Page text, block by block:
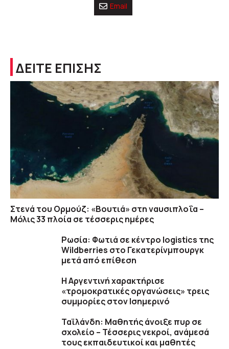
Email
ΔΕΙΤΕ ΕΠΙΣΗΣ
Στενά του Ορμούζ: «Βουτιά» στη ναυσιπλοΐα –
Μόλις 33 πλοία σε τέσσερις ημέρες
Ρωσία: Φωτιά σε κέντρο logistics της
Wildberries στο Γεκατερίνμπουργκ
μετά από επίθεση
Η Αργεντινή χαρακτήρισε
«τρομοκρατικές οργανώσεις» τρεις
συμμορίες στον Ισημερινό
Ταϊλάνδη: Μαθητής άνοιξε πυρ σε
σχολείο – Τέσσερις νεκροί, ανάμεσά
τους εκπαιδευτικοί και μαθητές